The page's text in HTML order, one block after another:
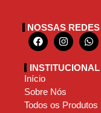
NOSSAS REDES
INSTITUCIONAL
Início
Sobre Nós
Todos os Produtos